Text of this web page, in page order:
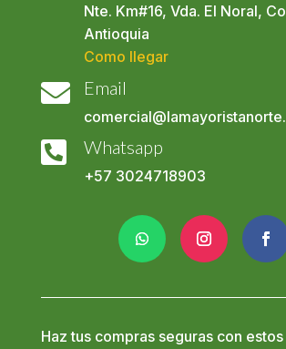
Nte. Km#16, Vda. El Noral,
Antioquia
Como llegar
 Email
 Whatsapp
+57 3024718903
Haz tus compras seguras con